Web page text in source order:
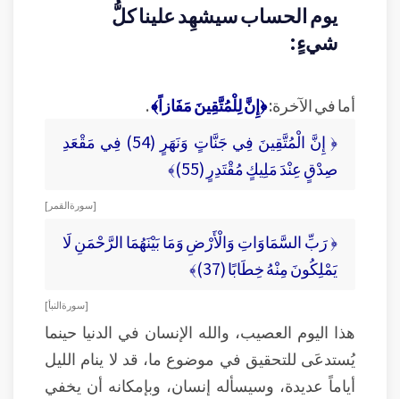
يوم الحساب سيشهِد علينا كلُّ
شيءٍ:
أما في الآخرة:﴿إِنَّ لِلْمُتَّقِينَ مَفَازاً﴾.
﴿ إِنَّ الْمُتَّقِينَ فِي جَنَّاتٍ وَنَهَرٍ (54) فِي مَقْعَدِ
صِدْقٍ عِنْدَ مَلِيكٍ مُقْتَدِرٍ (55)﴾
[ سورة القمر ]
﴿ رَبِّ السَّمَاوَاتِ وَالْأَرْضِ وَمَا بَيْنَهُمَا الرَّحْمَنِ لَا
يَمْلِكُونَ مِنْهُ خِطَابًا (37)﴾
[ سورة النبأ ]
هذا اليوم العصيب، والله الإنسان في الدنيا حينما
يُستدعَى للتحقيق في موضوع ما، قد لا ينام الليل
أياماً عديدة، وسيسأله إنسان، وبإمكانه أن يخفي